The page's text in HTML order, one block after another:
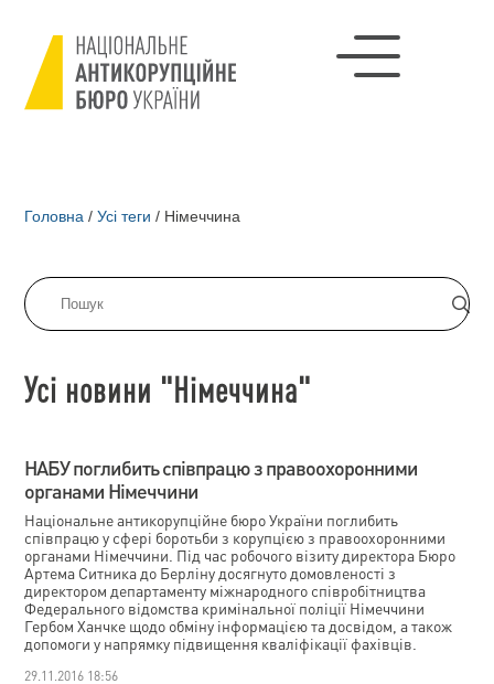
Головна / Усі теги / Німеччина
Усі новини "Німеччина"
НАБУ поглибить співпрацю з правоохоронними
органами Німеччини
Національне антикорупційне бюро України поглибить
співпрацю у сфері боротьби з корупцією з правоохоронними
органами Німеччини. Під час робочого візиту директора Бюро
Артема Ситника до Берліну досягнуто домовленості з
директором департаменту міжнародного співробітництва
Федерального відомства кримінальної поліції Німеччини
Гербом Ханчке щодо обміну інформацією та досвідом, а також
допомоги у напрямку підвищення кваліфікації фахівців.
29.11.2016 18:56